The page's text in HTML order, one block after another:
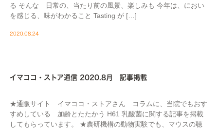
る そんな 日常の、当たり前の風景、楽しみも 今年は、におい
を感じる、味がわかること Tasting が […]
2020.08.24
イマココ・ストア通信 2020.8月 記事掲載
★通販サイト イマココ・ストアさん コラムに、当院でもおす
すめしている 加齢とたたかう H61 乳酸菌に関する記事を掲載
してもらっています。 ★農研機構の動物実験でも、マウスの聴